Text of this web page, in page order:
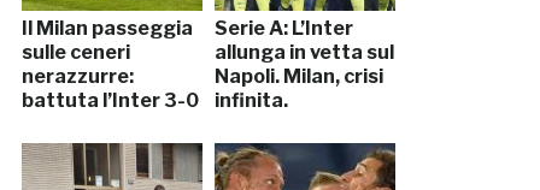
Il Milan passeggia
sulle ceneri
nerazzurre:
battuta l’Inter 3-0
Serie A: L’Inter
allunga in vetta sul
Napoli. Milan, crisi
infinita.